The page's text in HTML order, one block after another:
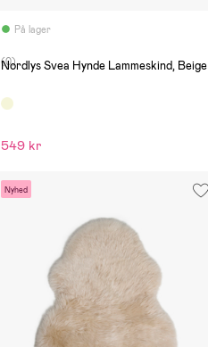
På lager
(0)
Nordlys Svea Hynde Lammeskind, Beige
549 kr
Nyhed